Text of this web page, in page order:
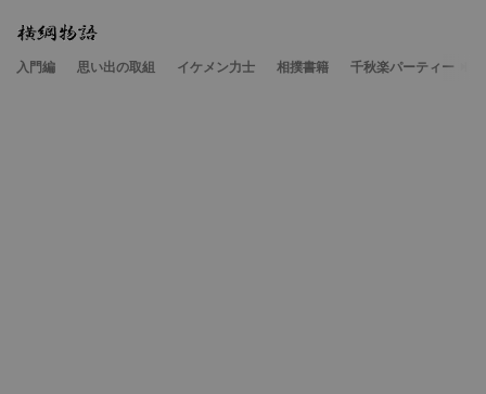
入門編 思い出の取組 イケメン力士 相撲書籍 千秋楽パーティー